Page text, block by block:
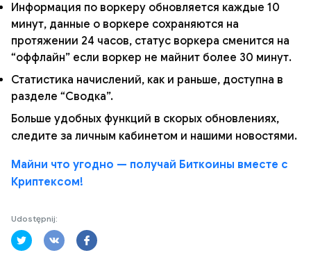
Информация по воркеру обновляется каждые 10
минут, данные о воркере сохраняются на
протяжении 24 часов, статус воркера сменится на
“оффлайн” если воркер не майнит более 30 минут.
Статистика начислений, как и раньше, доступна в
разделе “Сводка”.
Больше удобных функций в скорых обновлениях,
следите за личным кабинетом и нашими новостями.
Майни что угодно — получай Биткоины вместе с
Криптексом!
Udostępnij: